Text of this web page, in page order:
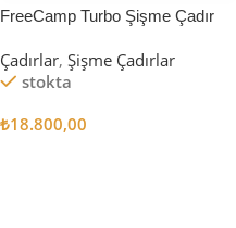
FreeCamp Turbo Şişme Çadır
Çadırlar, Şişme Çadırlar
stokta
₺18.800,00